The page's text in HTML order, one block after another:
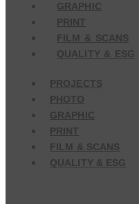
GRAPHIC
PRINT
FILM & SCANS
QUALITY & ESG
PROJECTS
PHOTO
GRAPHIC
PRINT
FILM & SCANS
QUALITY & ESG